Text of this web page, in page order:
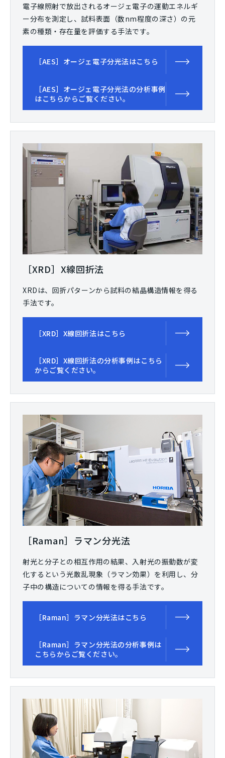
電子線照射で放出されるオージェ電子の運動エネルギ
ー分布を測定し、試料表面（数nm程度の深さ）の元
素の種類・存在量を評価する手法です。
［AES］オージェ電子分光法はこちら
［AES］オージェ電子分光法の分析事例
はこちらからご覧ください。
［XRD］X線回折法
XRDは、回折パターンから試料の結晶構造情報を得る
手法です。
［XRD］X線回折法はこちら
［XRD］X線回折法の分析事例はこちら
からご覧ください。
［Raman］ラマン分光法
射光と分子との相互作用の結果、入射光の振動数が変
化するという光散乱現象（ラマン効果）を利用し、分
子中の構造についての情報を得る手法です。
［Raman］ラマン分光法はこちら
［Raman］ラマン分光法の分析事例は
こちらからご覧ください。